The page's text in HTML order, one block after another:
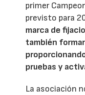
primer
previsto para
marca de
también
pruebas y
La asociación